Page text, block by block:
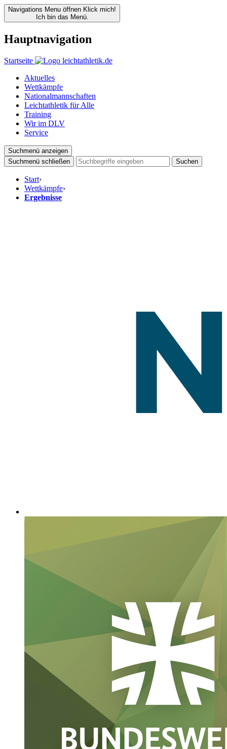
Navigations Menu öffnen Klick mich!
Ich bin das Menü.
Hauptnavigation
Startseite
Aktuelles
Wettkämpfe
Nationalmannschaften
Leichtathletik für Alle
Training
Wir im DLV
Service
Suchmenü anzeigen
Suchmenü schließen
Suchen
Start›
Wettkämpfe›
Ergebnisse